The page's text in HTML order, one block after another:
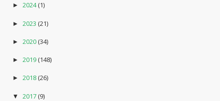
► 2024(1)
► 2023 (21)
► 2020(34)
► 2019(148)
► 2018(26)
▼ 2017(9)